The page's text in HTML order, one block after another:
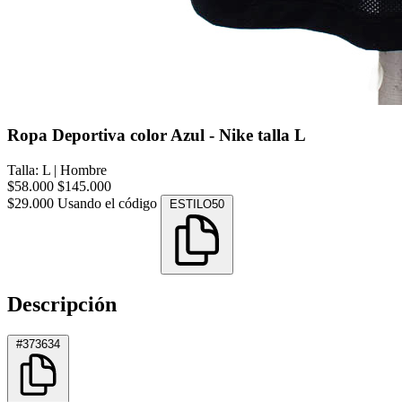
Ropa Deportiva color Azul - Nike talla L
Talla: L | Hombre
$58.000 $145.000
$29.000 Usando el código ESTILO50
Descripción
#373634